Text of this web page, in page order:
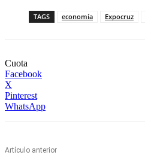
TAGS economía Expocruz
Cuota
Facebook
X
Pinterest
WhatsApp
Artículo anterior